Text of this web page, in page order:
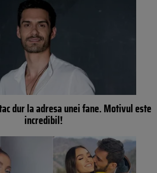
dur la adresa unei fane. Motivul este
incredibil!